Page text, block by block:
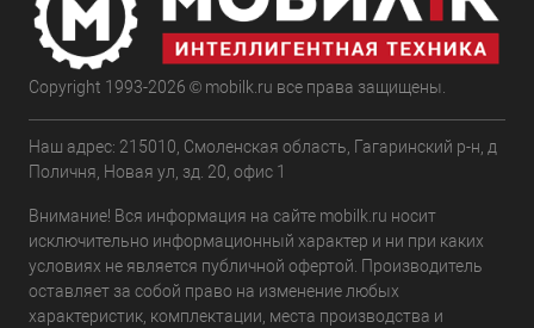
Copyright 1993-2026 © mobilk.ru все права защищены.
Наш адрес: 215010, Смоленская область, Гагаринский р-н, д
Поличня, Новая ул, зд. 20, офис 1
Внимание! Вся информация на сайте mobilk.ru носит
исключительно информационный характер и ни при каких
условиях не является публичной офертой. Производитель
оставляет за собой право на изменение любых
характеристик, комплектации, места производства и